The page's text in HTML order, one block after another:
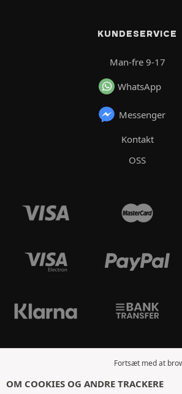
KUNDESERVICE
Man-fre 9-17
WhatsApp
Messenger
Kontakt
OSS
Fortsæt med at
OM COOKIES OG ANDRE TRACKERE